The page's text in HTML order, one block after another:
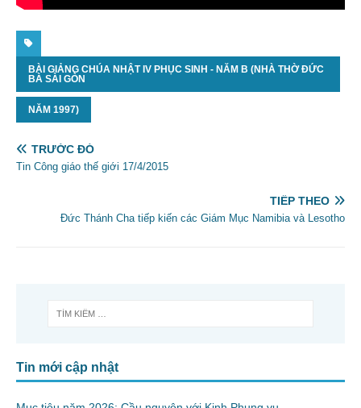
BÀI GIẢNG CHÚA NHẬT IV PHỤC SINH - NĂM B (NHÀ THỜ ĐỨC
BÀ SÀI GÒN
NĂM 1997)
TRƯỚC ĐÓ
Tin Công giáo thế giới 17/4/2015
TIẾP THEO
Đức Thánh Cha tiếp kiến các Giám Mục Namibia và Lesotho
Tin mới cập nhật